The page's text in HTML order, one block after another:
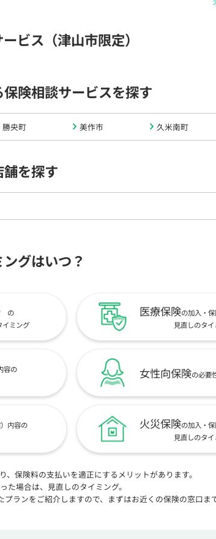
ビス（津山市限定）
険相談サービスを探す
勝央町 美作市 久米南町
を探す
グはいつ？
の
イミング
医療保険の加入・
見直しのタ
容の
女性向保険の必要
内容の
火災保険の加入・
見直しのタ
保険料の支払いを適正にするメリットがあります。
た場合は、見直しのタイミング。
ランをご紹介しますので、まずはお近くの保険の窓口ま